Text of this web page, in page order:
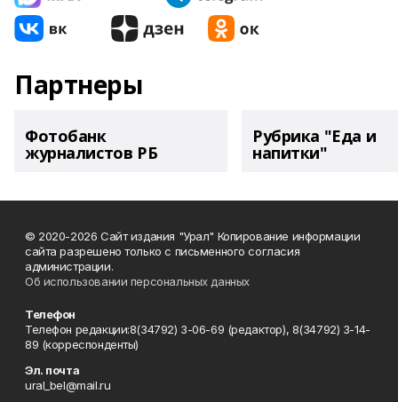
Партнеры
Фотобанк
журналистов РБ
Рубрика "Еда и
напитки"
© 2020-2026 Сайт издания "Урал" Копирование информации
сайта разрешено только с письменного согласия
администрации.
Об использовании персональных данных
Телефон
Телефон редакции:8(34792) 3-06-69 (редактор), 8(34792) 3-14-
89 (корреспонденты)
Эл. почта
ural_bel@mail.ru